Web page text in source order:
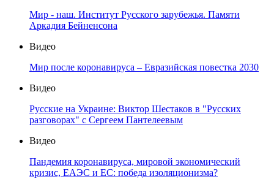
Мир - наш. Институт Русского зарубежья. Памяти
Аркадия Бейненсона
Видео
Мир после коронавируса – Евразийская повестка 2030
Видео
Русские на Украине: Виктор Шестаков в "Русских
разговорах" с Сергеем Пантелеевым
Видео
Пандемия коронавируса, мировой экономический
кризис, ЕАЭС и ЕС: победа изоляционизма?